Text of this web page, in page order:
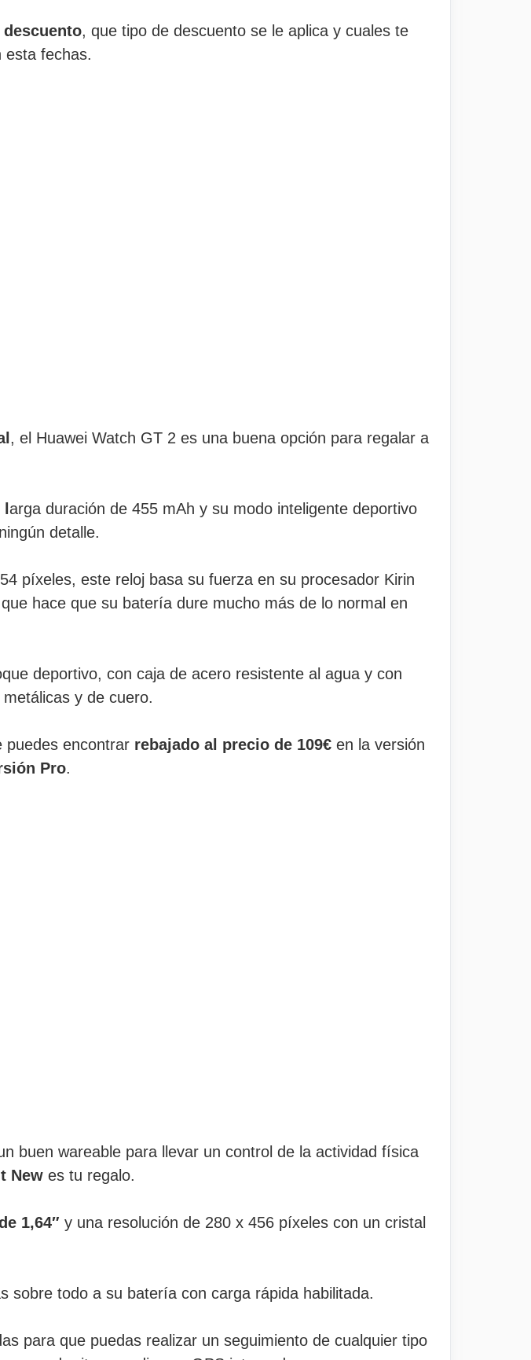
, que tipo de descuento se le aplica y cuales te
esta fechas.
, el Huawei Watch GT 2 es una buena opción para regalar a
arga duración de 455 mAh y su modo inteligente deportivo
detalle.
píxeles, este reloj basa su fuerza en su procesador Kirin
hace que su batería dure mucho más de lo normal en
deportivo, con caja de acero resistente al agua y con
y de cuero.
puedes encontrar rebajado al precio de 109€ en la versión
Pro.
buen wareable para llevar un control de la actividad física
New es tu regalo.
1,64″ y una resolución de 280 x 456 píxeles con un cristal
sobre todo a su batería con carga rápida habilitada.
para que puedas realizar un seguimiento de cualquier tipo